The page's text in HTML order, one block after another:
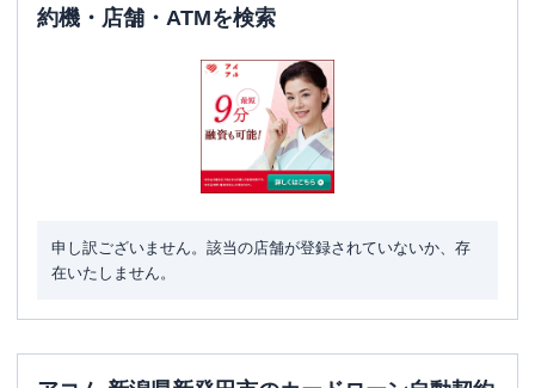
約機・店舗・ATMを検索
申し訳ございません。該当の店舗が登録されていないか、存
在いたしません。